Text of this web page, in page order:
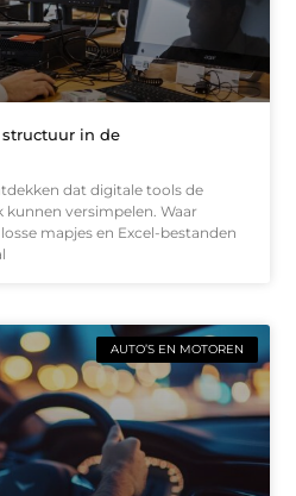
in de
dat digitale tools de
versimpelen. Waar
mapjes en Excel-bestanden
AUTO’S EN MOTOREN